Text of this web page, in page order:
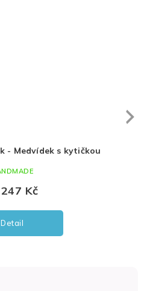
- Medvídek s kytičkou
247 Kč
Detail
Next